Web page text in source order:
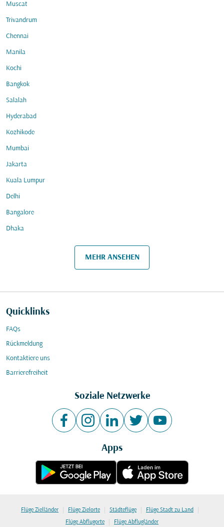
Muscat
Trivandrum
Chennai
Manila
Kochi
Bangkok
Salalah
Hyderabad
Kozhikode
Mumbai
Jakarta
Kuala Lumpur
Delhi
Bangalore
Dhaka
MEHR ANSEHEN
Quicklinks
FAQs
Rückmeldung
Kontaktiere uns
Barrierefreiheit
Soziale Netzwerke
Apps
Flüge Zielländer | Flüge Zielorte | Städteflüge | Flüge Stadt zu Land |
Flüge Abflugorte | Flüge Abflugländer